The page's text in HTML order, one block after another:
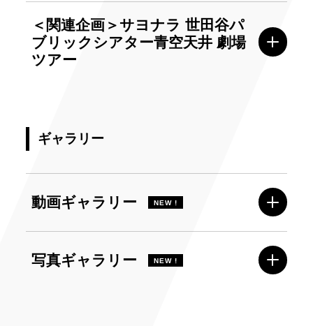
＜関連企画＞サヨナラ 世田谷パ
ブリックシアター青空天井 劇場
ツアー
ギャラリー
動画ギャラリー NEW !
写真ギャラリー NEW !